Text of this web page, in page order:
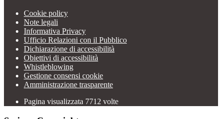
Cookie policy
Note legali
Informativa Privacy
Ufficio Relazioni con il Pubblico
Dichiarazione di accessibilità
Obiettivi di accessibilità
Whistleblowing
Gestione consensi cookie
Amministrazione trasparente
Pagina visualizzata 7712 volte